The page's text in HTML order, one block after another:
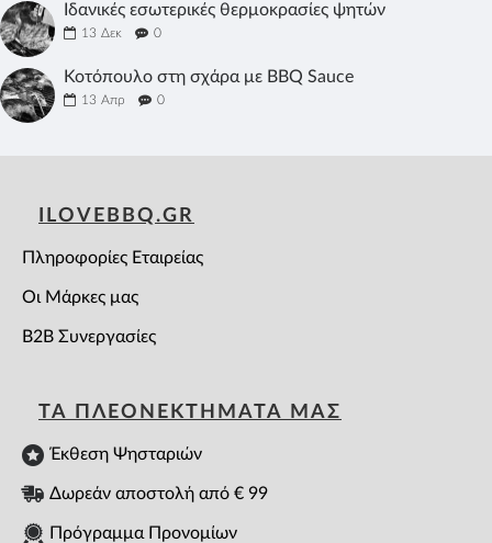
Ιδανικές εσωτερικές θερμοκρασίες ψητών
13 Δεκ 0
Κοτόπουλο στη σχάρα με BBQ Sauce
13 Απρ 0
ILOVEBBQ.GR
Πληροφορίες Εταιρείας
Οι Μάρκες μας
B2B Συνεργασίες
ΤΑ ΠΛΕΟΝΕΚΤΗΜΑΤΑ ΜΑΣ
Έκθεση Ψησταριών
Δωρεάν αποστολή από € 99
Πρόγραμμα Προνομίων